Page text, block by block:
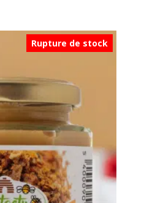
Rupture de stock